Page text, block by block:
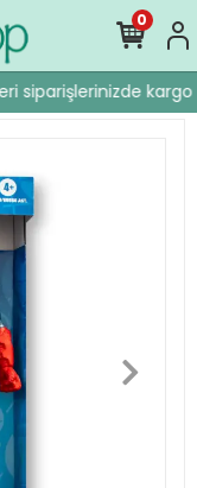
siparişlerinizde kargo
0